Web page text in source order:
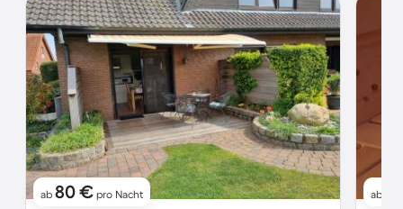
ab 80 € pro Nacht ab